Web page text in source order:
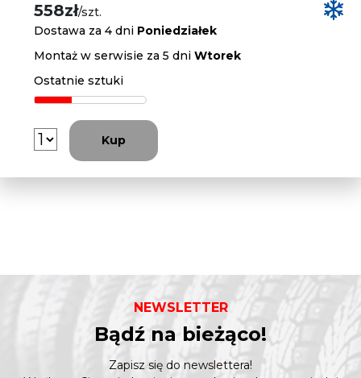
558zł/szt.
Dostawa za 4 dni Poniedziałek
Montaż w serwisie za 5 dniWtorek
Ostatnie sztuki
Kup
NEWSLETTER
Bądź na bieżąco!
Zapisz się do newslettera!